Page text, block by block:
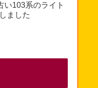
い103系のライト
ました